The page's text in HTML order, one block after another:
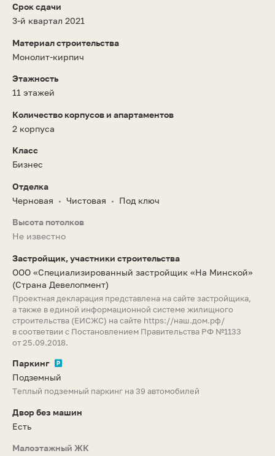
Срок сдачи
3-й квартал 2021
Материал строительства
Монолит-кирпич
Этажность
11 этажей
Количество корпусов и апартаментов
2 корпуса
Класс
Бизнес
Отделка
Черновая
• Чистовая • Под ключ
Высота потолков
Не известно
Застройщик, участники строительства
ООО «Специализированный застройщик «На Минской»
(Страна Девелопмент)
Проектная декларация представлена на сайте застройщика,
а также в единой информационной системе жилищного
строительства (ЕИСЖС) на сайте https://наш.дом.рф/
в соответвии с Постановлением Правительства РФ №1133
от 25.09.2018.
Паркинг
Подземный
Теплый подземный паркинг на 39 автомобилей
Двор без машин
Есть
Малоэтажный ЖК